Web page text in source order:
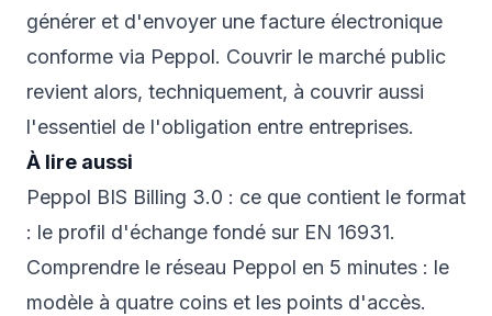
générer et d'envoyer une facture électronique
conforme via Peppol. Couvrir le marché public
revient alors, techniquement, à couvrir aussi
l'essentiel de l'obligation entre entreprises.
À lire aussi
Peppol BIS Billing 3.0 : ce que contient le format
: le profil d'échange fondé sur EN 16931.
Comprendre le réseau Peppol en 5 minutes : le
modèle à quatre coins et les points d'accès.